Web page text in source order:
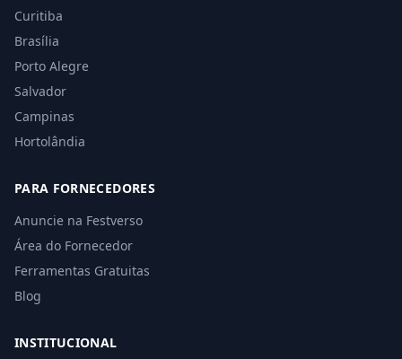
Curitiba
Brasília
Porto Alegre
Salvador
Campinas
Hortolândia
PARA FORNECEDORES
Anuncie na Festverso
Área do Fornecedor
Ferramentas Gratuitas
Blog
INSTITUCIONAL